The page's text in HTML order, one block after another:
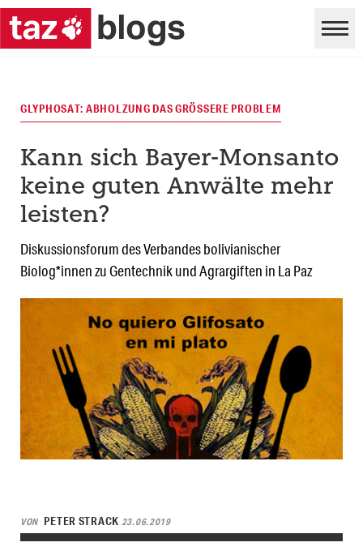
GLYPHOSAT: ABHOLZUNG DAS GRÖSSERE PROBLEM
Kann sich Bayer-Monsanto
keine guten Anwälte mehr
leisten?
Diskussionsforum des Verbandes bolivianischer
Biolog*innen zu Gentechnik und Agrargiften in La Paz
VON PETER STRACK 23.06.2019